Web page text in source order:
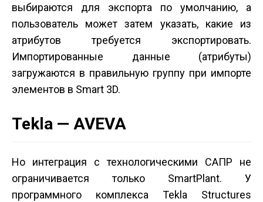
выбираются для экспорта по умолчанию, а
пользователь может затем указать, какие из
атрибутов требуется экспортировать.
Импортированные данные (атрибуты)
загружаются в правильную группу при импорте
элементов в Smart 3D.
Tekla — AVEVA
Но интеграция с технологическими САПР не
ограничивается только SmartPlant. У
программного комплекса Tekla Structures